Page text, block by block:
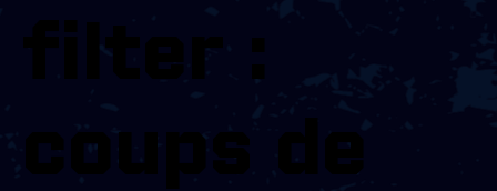
filter :
coups de